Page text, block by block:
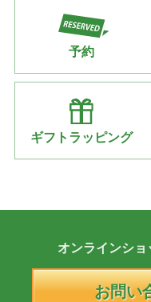
予約
ギフトラッピング
オンラインショ
お問い